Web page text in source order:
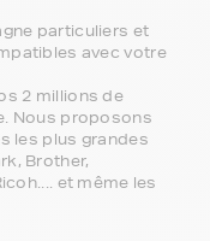
particuliers et
avec votre
2 millions de
Nous proposons
les plus grandes
Brother,
et même les